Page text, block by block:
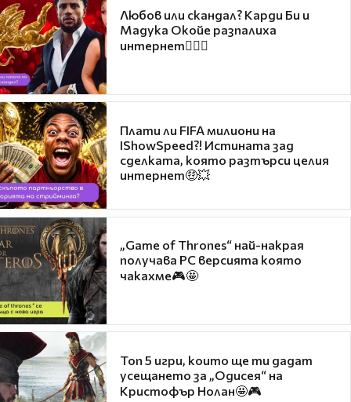
Любов или скандал? Карди Би и
Мадука Окойе разпалиха
интернет❤️‍🔥🔥
Плати ли FIFA милиони на
IShowSpeed?! Истината зад
сделката, която разтърси целия
интернет🤑💥
„Game of Thrones“ най-накрая
получава PC версията която
чакахме🎮🤩
Топ 5 игри, които ще ти дадат
усещането за „Одисея“ на
Кристофър Нолан🤩🎮